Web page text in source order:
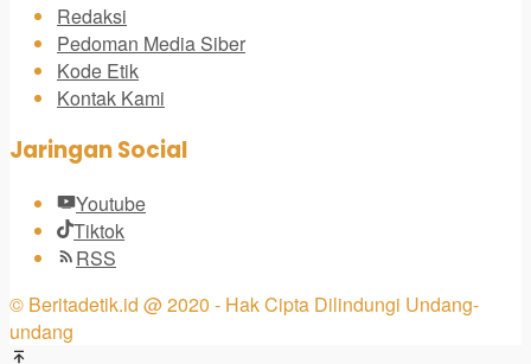
Redaksi
Pedoman Media Siber
Kode Etik
Kontak Kami
Jaringan Social
Youtube
Tiktok
RSS
© Beritadetik.id @ 2020 - Hak Cipta Dilindungi Undang-
undang